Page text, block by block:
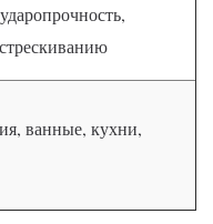
ванные, кухни,